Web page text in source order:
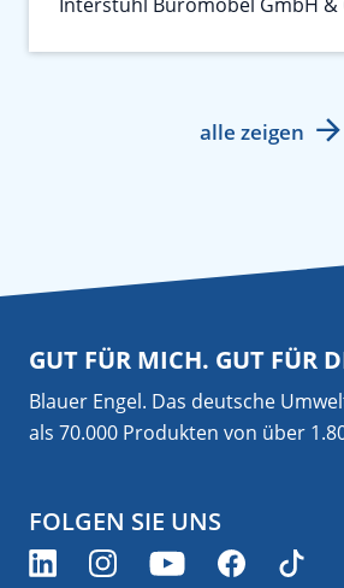
alle zeigen
GUT FÜR MICH. GUT FÜR
Blauer Engel. Das deutsche
als 70.000 Produkten von über
FOLGEN SIE UNS